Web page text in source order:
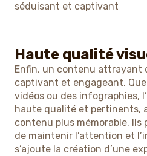
séduisant et captivant
Haute qualité
Enfin, un contenu attrayant
captivant et engageant.
vidéos ou des infographies,
haute qualité et pertinents,
contenu plus mémorable.
de maintenir l’attention et
s’ajoute la création d’une